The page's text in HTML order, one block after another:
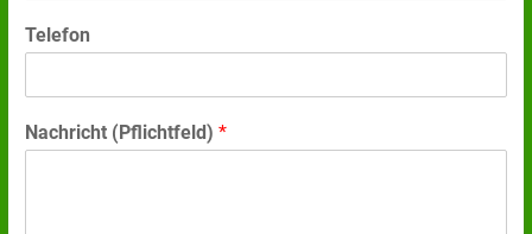
Telefon
Nachricht (Pflichtfeld) *